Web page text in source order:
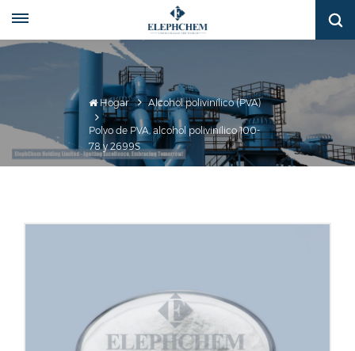
Hogar Alcohol polivinílico (PVA)
Polvo de PVA, alcohol polivinílico 100-
78 y 2699S